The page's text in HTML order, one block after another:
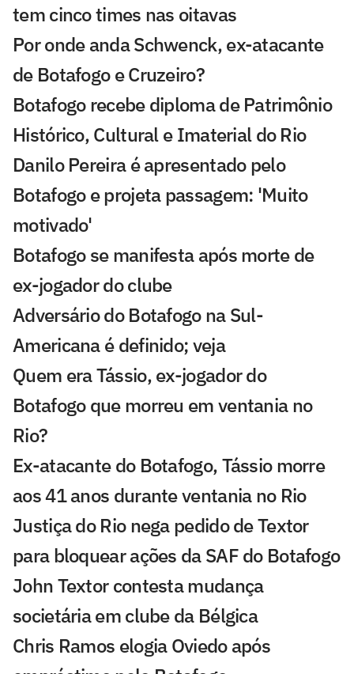
tem cinco times nas oitavas
Por onde anda Schwenck, ex-atacante
de Botafogo e Cruzeiro?
Botafogo recebe diploma de Patrimônio
Histórico, Cultural e Imaterial do Rio
Danilo Pereira é apresentado pelo
Botafogo e projeta passagem: 'Muito
motivado'
Botafogo se manifesta após morte de
ex-jogador do clube
Adversário do Botafogo na Sul-
Americana é definido; veja
Quem era Tássio, ex-jogador do
Botafogo que morreu em ventania no
Rio?
Ex-atacante do Botafogo, Tássio morre
aos 41 anos durante ventania no Rio
Justiça do Rio nega pedido de Textor
para bloquear ações da SAF do Botafogo
John Textor contesta mudança
societária em clube da Bélgica
Chris Ramos elogia Oviedo após